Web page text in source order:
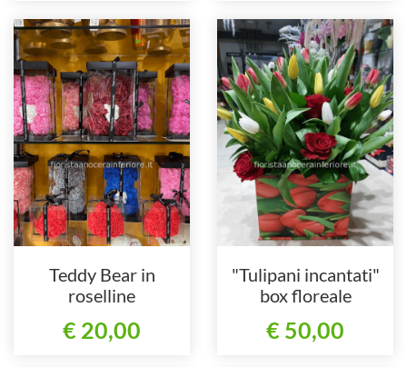
Teddy Bear in
roselline
€ 20,00
"Tulipani incantati"
box floreale
€ 50,00